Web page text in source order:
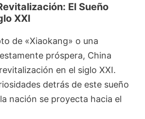
El Sueño
XXI
de «Xiaokang» o una
próspera, China
en el siglo XXI.
detrás de este sueño
nación se proyecta hacia el